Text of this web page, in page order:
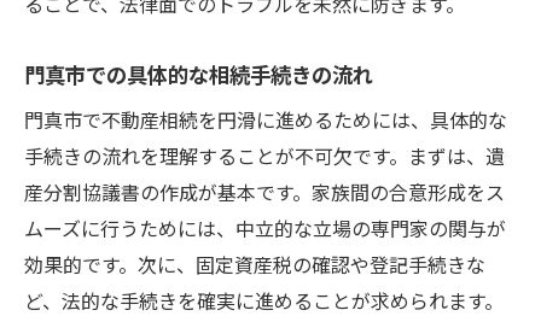
門真市での具体的な相続手続きの流れ
門真市で不動産相続を円滑に進めるためには、具体的な
手続きの流れを理解することが不可欠です。まずは、遺
産分割協議書の作成が基本です。家族間の合意形成をス
ムーズに行うためには、中立的な立場の専門家の関与が
効果的です。次に、固定資産税の確認や登記手続きな
ど、法的な手続きを確実に進めることが求められます。